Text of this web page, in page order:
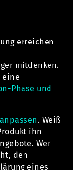
erreichen
mitdenken.
eine
Phase und
. Weiß
ihn
Wer
den
eines